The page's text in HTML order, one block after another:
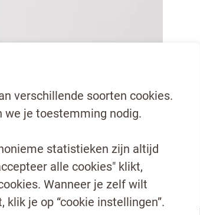
verschillende soorten cookies.
we je toestemming nodig.
statistieken zijn altijd
alle cookies" klikt,
Wanneer je zelf wilt
je op “cookie instellingen”.